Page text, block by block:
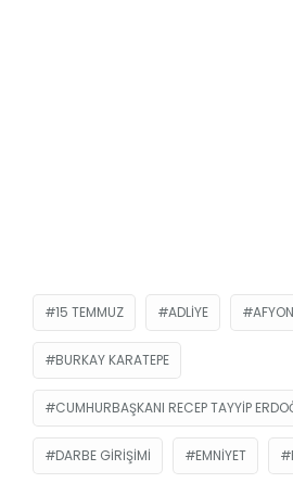
15 TEMMUZ ADLIYE
BURKAY KARATEPE
CUMHURBAŞKANI RECEP TAYYIP
DARBE GIRIŞIMI EMNIYET